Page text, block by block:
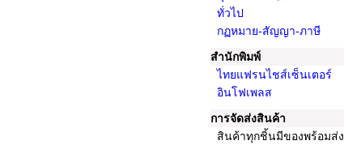
ทั่วไป
กฏหมาย-สัญญา-ภาษี
สํานักพิมพ์
ไทยแฟรนไชส์เซ็นเตอร์
อินโฟเพลส
การจัดส่งสินค้า
สินค้าทุกชิ้นมีของพร้อมส่ง